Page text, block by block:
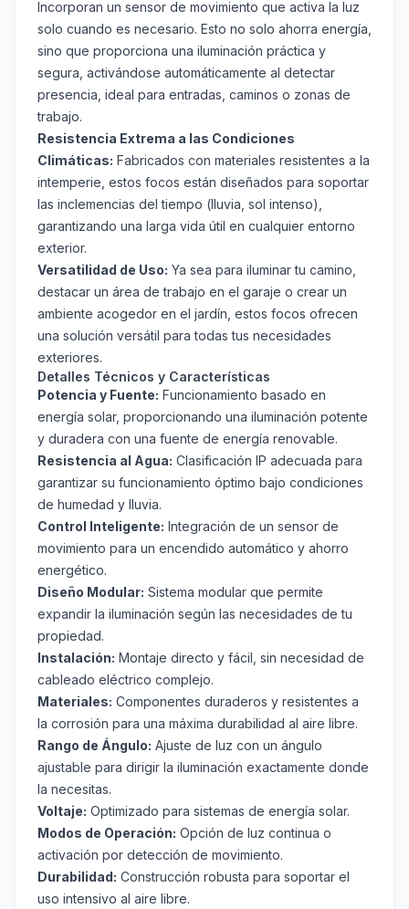
Incorporan un sensor de movimiento que activa la luz
solo cuando es necesario. Esto no solo ahorra energía,
sino que proporciona una iluminación práctica y
segura, activándose automáticamente al detectar
presencia, ideal para entradas, caminos o zonas de
trabajo.
Resistencia Extrema a las Condiciones
Climáticas: Fabricados con materiales resistentes a la
intemperie, estos focos están diseñados para soportar
las inclemencias del tiempo (lluvia, sol intenso),
garantizando una larga vida útil en cualquier entorno
exterior.
Versatilidad de Uso: Ya sea para iluminar tu camino,
destacar un área de trabajo en el garaje o crear un
ambiente acogedor en el jardín, estos focos ofrecen
una solución versátil para todas tus necesidades
exteriores.
Detalles Técnicos y Características
Potencia y Fuente: Funcionamiento basado en
energía solar, proporcionando una iluminación potente
y duradera con una fuente de energía renovable.
Resistencia al Agua: Clasificación IP adecuada para
garantizar su funcionamiento óptimo bajo condiciones
de humedad y lluvia.
Control Inteligente: Integración de un sensor de
movimiento para un encendido automático y ahorro
energético.
Diseño Modular: Sistema modular que permite
expandir la iluminación según las necesidades de tu
propiedad.
Instalación: Montaje directo y fácil, sin necesidad de
cableado eléctrico complejo.
Materiales: Componentes duraderos y resistentes a
la corrosión para una máxima durabilidad al aire libre.
Rango de Ángulo: Ajuste de luz con un ángulo
ajustable para dirigir la iluminación exactamente donde
la necesitas.
Voltaje: Optimizado para sistemas de energía solar.
Modos de Operación: Opción de luz continua o
activación por detección de movimiento.
Durabilidad: Construcción robusta para soportar el
uso intensivo al aire libre.